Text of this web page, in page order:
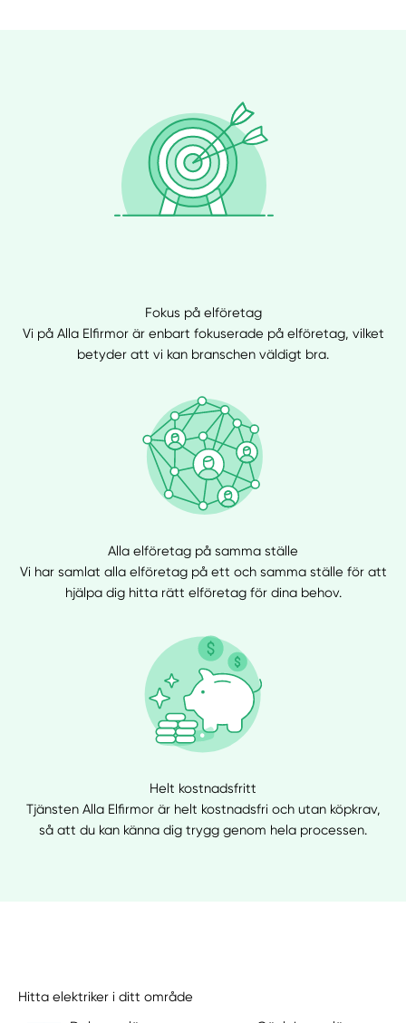
Fokus på elföretag
Vi på Alla Elfirmor är enbart fokuserade på elföretag, vilket
betyder att vi kan branschen väldigt bra.
Alla elföretag på samma ställe
Vi har samlat alla elföretag på ett och samma ställe för att
hjälpa dig hitta rätt elföretag för dina behov.
Helt kostnadsfritt
Tjänsten Alla Elfirmor är helt kostnadsfri och utan köpkrav,
så att du kan känna dig trygg genom hela processen.
Hitta elektriker i ditt område